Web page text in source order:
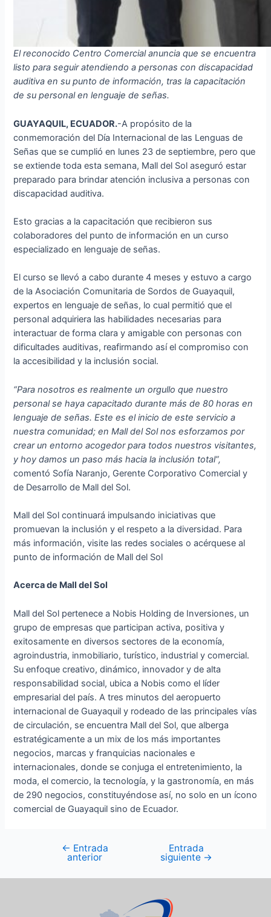
El reconocido Centro Comercial anuncia que se encuentra
listo para seguir atendiendo a personas con discapacidad
auditiva en su punto de información, tras la capacitación
de su personal en lenguaje de señas.
GUAYAQUIL, ECUADOR.-A propósito de la
conmemoración del Día Internacional de las Lenguas de
Señas que se cumplió en lunes 23 de septiembre, pero que
se extiende toda esta semana, Mall del Sol aseguró estar
preparado para brindar atención inclusiva a personas con
discapacidad auditiva.
Esto gracias a la capacitación que recibieron sus
colaboradores del punto de información en un curso
especializado en lenguaje de señas.
El curso se llevó a cabo durante 4 meses y estuvo a cargo
de la Asociación Comunitaria de Sordos de Guayaquil,
expertos en lenguaje de señas, lo cual permitió que el
personal adquiriera las habilidades necesarias para
interactuar de forma clara y amigable con personas con
dificultades auditivas, reafirmando así el compromiso con
la accesibilidad y la inclusión social.
“Para nosotros es realmente un orgullo que nuestro
personal se haya capacitado durante más de 80 horas en
lenguaje de señas. Este es el iniciode este servicio a
nuestra comunidad; en Mall del Sol nos esforzamos por
crear un entorno acogedor para todos nuestros visitantes,
y hoy damos un paso más hacia la inclusión total”,
comentó Sofía Naranjo, Gerente Corporativo Comercial y
de Desarrollo de Mall del Sol.
Mall del Sol continuará impulsando iniciativas que
promuevan la inclusión y el respeto a la diversidad. Para
más información, visite las redes sociales o acérquese al
punto de información de Mall del Sol
Acerca de Mall del Sol
Mall del Sol pertenece a Nobis Holding de Inversiones, un
grupo de empresas que participan activa, positiva y
exitosamente en diversos sectores de la economía,
agroindustria, inmobiliario, turístico, industrial y comercial.
Su enfoque creativo, dinámico, innovador y de alta
responsabilidad social, ubica a Nobis como el líder
empresarial del país. A tres minutos del aeropuerto
internacional de Guayaquil y rodeado de las principales vías
de circulación, se encuentra Mall del Sol, que alberga
estratégicamente a un mix de los más importantes
negocios, marcas y franquicias nacionales e
internacionales, donde se conjuga el entretenimiento, la
moda, el comercio, la tecnología, y la gastronomía, en más
de 290 negocios, constituyéndose así, no solo en un ícono
comercial de Guayaquil sino de Ecuador.
← Entrada
anterior
Entrada
siguiente →